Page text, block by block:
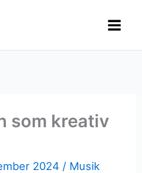
som kreativ
2024 / Musik